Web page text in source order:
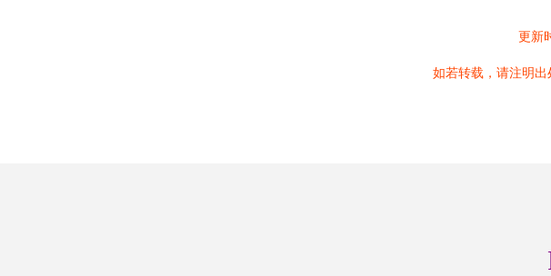
更新
如若转载，请注明